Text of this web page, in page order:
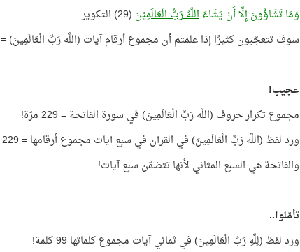
وَمَا تَشَاؤُونَ إِلَّا أَنْ يَشَاءَاللَّهُ رَبُّ الْعَالَمِيْنَ (29) التكوير
سوف تتعجّبون كثيرًا إذا علمتم أن مجموع أرقام آيات (اللَّه رَبِّ الْعَالَمِينَ) = 229
عجيب!
مجموع تكرار حروف (اللَّه رَبِّ الْعَالَمِينَ) في سورة الفاتحة = 229 مرّة!
ورد لفظ (اللَّه رَبِّ الْعَالَمِينَ) في القرآن في سبع آيات مجموع أرقامها = 229
والفاتحة هي السبع المثاني لأنها تتضمّن سبع آيات!
تأمّلوا..
ورد لفظ (لِلَّهِ رَبِّ الْعَالَمِينَ) في ثماني آيات مجموع كلماتها 99 كلمة!